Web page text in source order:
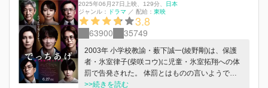
2025年06月27日上映 129分
日本
ジャンル：
ドラマ ／ 配給： 東映
3.8
63900 35749
2003年 小学校教諭・薮下誠一(綾野剛)は、保護
者・氷室律子(柴咲コウ)に児童・氷室拓翔への体
罰で告発された。 体罰とはものの言いようで、
その内容は聞くに耐えない虐めだった。 これを
>>続きを読む